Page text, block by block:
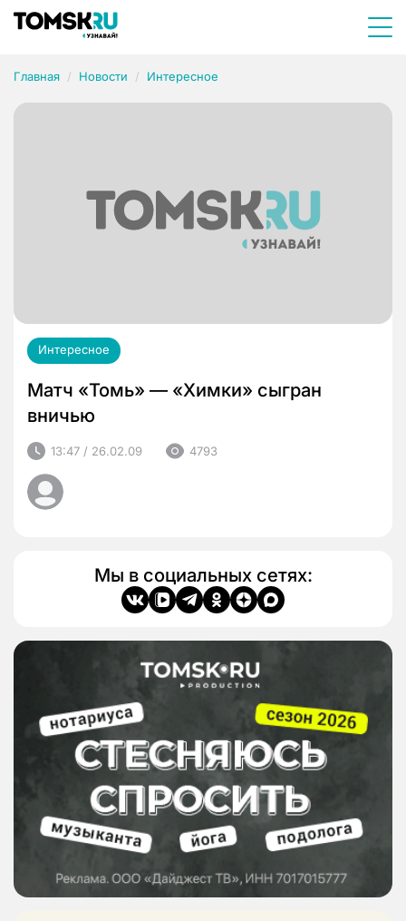
Главная Новости Интересное
Интересное
Матч «Томь» — «Химки» сыгран
вничью
13:47 / 26.02.09 4793
Мы в социальных сетях: